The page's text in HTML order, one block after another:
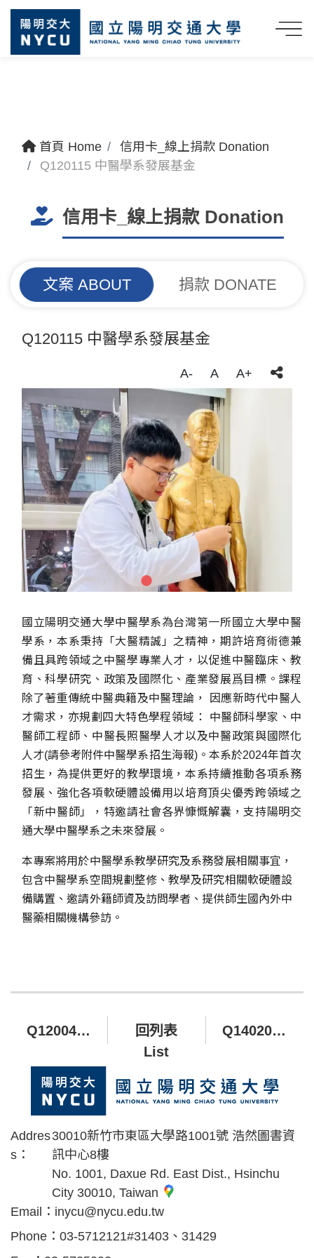
首頁 Home
信用卡_線上捐款 Donation
Q120115 中醫學系發展基金
信用卡_線上捐款 Donation
文案 ABOUT 捐款 DONATE
Q120115 中醫學系發展基金
A- A A+
國立陽明交通大學中醫學系為台灣第一所國立大學中醫
學系，本系秉持「大醫精誠」之精神，期許培育術德兼
備且具跨領域之中醫學專業人才，以促進中醫臨床、教
育、科學研究、政策及國際化、產業發展爲目標。課程
除了著重傳統中醫典籍及中醫理論， 因應新時代中醫人
才需求，亦規劃四大特色學程領域： 中醫師科學家、中
醫師工程師、中醫長照醫學人才以及中醫政策與國際化
人才(請參考附件中醫學系招生海報)。本系於2024年首次
招生，為提供更好的教學環境，本系持續推動各項系務
發展、強化各項軟硬體設備用以培育頂尖優秀跨領域之
「新中醫師」，特邀請社會各界慷慨解囊，支持陽明交
通大學中醫學系之未來發展。
本專案將用於中醫學系教學研究及系務發展相關事宜，
包含中醫學系空間規劃整修、教學及研究相關軟硬體設
備購置、邀請外籍師資及訪問學者、提供師生國內外中
醫藥相關機構參訪。
Q120049 臨醫所發展基金 Developmental Fund for Institute of Clinical Medicine, NYCU
回列表
List
Q140206 中醫學系學生活動基金
Addres
s：
30010新竹市東區大學路1001號 浩然圖書資
訊中心8樓
No. 1001, Daxue Rd. East Dist., Hsinchu
City 30010, Taiwan
Email： inycu@nycu.edu.tw
Phone： 03-5712121#31403、31429